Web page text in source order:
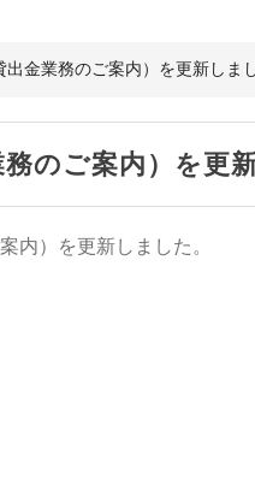
金業務のご案内）を更新しまし
のご案内）を更
内）を更新しました。